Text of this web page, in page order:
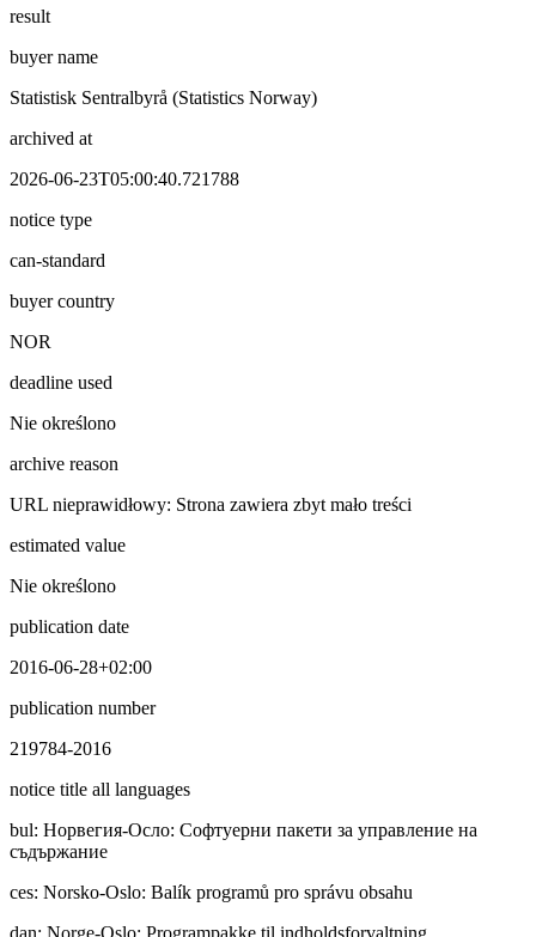
result
buyer name
Statistisk Sentralbyrå (Statistics Norway)
archived at
2026-06-23T05:00:40.721788
notice type
can-standard
buyer country
NOR
deadline used
Nie określono
archive reason
URL nieprawidłowy: Strona zawiera zbyt mało treści
estimated value
Nie określono
publication date
2016-06-28+02:00
publication number
219784-2016
notice title all languages
bul: Норвегия-Осло: Софтуерни пакети за управление на
съдържание
ces: Norsko-Oslo: Balík programů pro správu obsahu
dan: Norge-Oslo: Programpakke til indholdsforvaltning